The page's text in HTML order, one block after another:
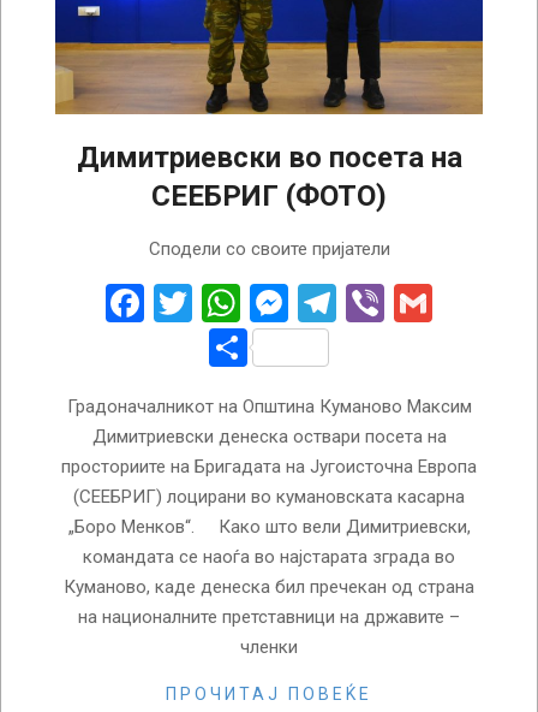
Димитриевски во посета на
СЕЕБРИГ (ФОТО)
Сподели со своите пријатели
Facebook
Twitter
WhatsApp
Messenger
Telegram
Viber
Share
Градоначалникот на Општина Куманово Максим
Димитриевски денеска оствари посета на
просториите на Бригадата на Југоисточна Европа
(СЕЕБРИГ) лоцирани во кумановската касарна
„Боро Менков“. Како што вели Димитриевски,
командата се наоѓа во најстарата зграда во
Куманово, каде денеска бил пречекан од страна
на националните претставници на државите –
членки
ПРОЧИТАЈ ПОВЕЌЕ